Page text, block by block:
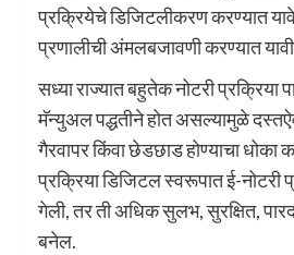
प्रक्रियेचे डिजिटलीकरण करण्यात
प्रणालीची अंमलबजावणी करण्यात
सध्या राज्यात बहुतेक नोटरी प्रक्रिया
मॅन्युअल पद्धतीने होत असल्यामुळे
गैरवापर किंवा छेडछाड होण्याचा धोका
प्रक्रिया डिजिटल स्वरूपात ई-नोटरी
गेली, तर ती अधिक सुलभ, सुरक्षित,
बनेल.